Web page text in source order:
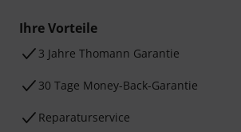
Ihre Vorteile
3 Jahre Thomann Garantie
30 Tage Money-Back-Garantie
Reparaturservice